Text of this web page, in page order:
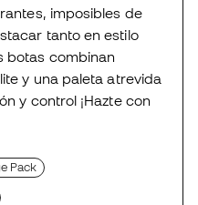
imposibles de
tanto en estilo
botas combinan
y una paleta atrevida
y control ¡Hazte con
Pack